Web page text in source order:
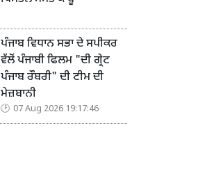
ਪੰਜਾਬ ਵਿਧਾਨ ਸਭਾ ਦੇ ਸਪੀਕਰ
ਵੱਲੋਂ ਪੰਜਾਬੀ ਫਿਲਮ "ਦੀ ਗ੍ਰੇਟ
ਪੰਜਾਬ ਰੌਬਰੀ" ਦੀ ਟੀਮ ਦੀ
ਮੇਜ਼ਬਾਨੀ
07 Aug 2026 19:17:46